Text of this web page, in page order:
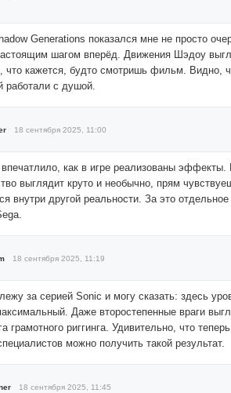
Generations показался мне не просто
шагом вперёд. Движения Шэдоу
что кажется, будто смотришь фильм. Видно,
работали с душой.
18 сентября 2025, 11:00
как в игре реализованы эффекты.
выглядит круто и необычно, прям
внутри другой реальности. За это
18 сентября 2025, 11:19
за серией Sonic и могу сказать: здесь
Даже второстепенные враги
грамотного риггинга. Удивительно, что
можно получить такой результат.
18 сентября 2025, 11:45